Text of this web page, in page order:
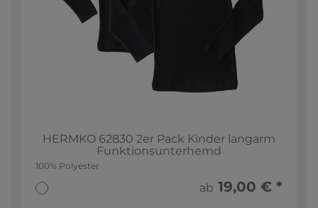
HERMKO 62830 2er Pack Kinder langarm
Funktionsunterhemd
100% Polyester
ab 19,00 € *